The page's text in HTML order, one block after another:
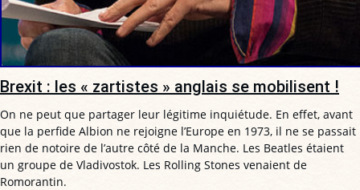
Brexit : les « zartistes » anglais se mobilisent !
On ne peut que partager leur légitime inquiétude. En effet, avant
que la perfide Albion ne rejoigne l’Europe en 1973, il ne se passait
rien de notoire de l’autre côté de la Manche. Les Beatles étaient
un groupe de Vladivostok. Les Rolling Stones venaient de
Romorantin.